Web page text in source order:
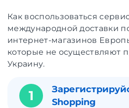
Как воспользоваться
международной доставки
интернет-магазинов
которые не осуществляют
Украину.
1
Shopping